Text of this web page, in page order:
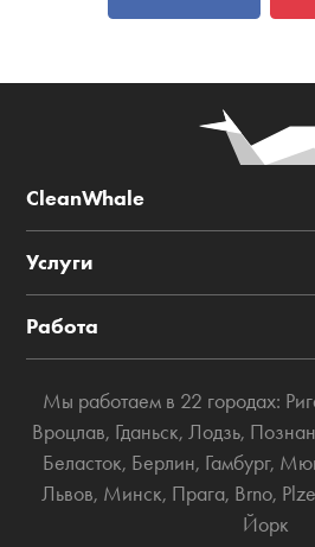
CleanWhale
Услуги
Работа
Мы работаем в 22 городах:
Вроцлав, Гданьск, Лодзь,
Беласток, Берлин, Гамбург,
Львов, Минск, Прага, Brno,
Йорк